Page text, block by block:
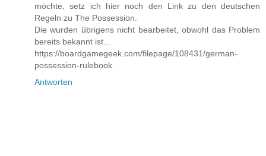
möchte, setz ich hier noch den Link zu den deutschen
Regeln zu The Possession.
Die wurden übrigens nicht bearbeitet, obwohl das Problem
bereits bekannt ist...
https://boardgamegeek.com/filepage/108431/german-
possession-rulebook
Antworten